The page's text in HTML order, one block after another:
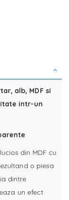
alb, MDF si
intr-un
din MDF cu
o piesa
dintre
un efect